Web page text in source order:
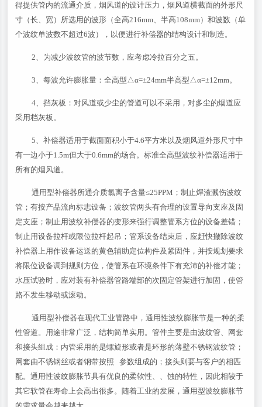
得提供管内的流通介质，烟风道的设计压力，烟风道横截面的外形尺
寸（长、宽）所选用的波形（全高216mm、半高108mm）和波数（单
个波纹单波数不超过6波），以便进行补偿器的结构设计和制造。
2、为减少波纹管的波节数，应考虑冷拉百分之五。
3、每波允许膨胀量：全高型△α=±24mm半高型△α=±12mm。
4、挡灰板：对风道或少尘的管道可以不采用，对多尘的烟道应
采用档灰板。
5、补偿器适用于截面面积小于4.6平方米以及烟风道外形尺寸中
有一边小于1.5m但大于0.6mm的场合。标准全高型波纹补偿器适用于
所有的烟风道。
通用型补偿器所通介质氯离子含量≤25PPM；制止焊渣溅伤波纹
管；有按产品流向标志设备；波纹管两头有合理的设置导向支座及固
定支座；制止用波纹补偿器的变形来强行调整管系方位的设备差错；
制止用设备拉杆或限位拉杆起吊；管系设备结束后，应赶快撤除波纹
补偿器上用作设备运送的黄色辅助定位构件及紧固件，并按规划要求
将限位设备调到规则方位，使管系在环境条件下有充沛的补偿才能；
水压试验时，应对装有补偿器管路端部的次固定管架进行加固，使管
路不发生移动或滚动。
通用型补偿器在现代工业管路中，通用性波纹膨胀节是一种的柔
性管道。用途非常广泛，结构简单实用。管件主要是由波纹管、网套
和接头组成：内管采用的是螺旋形或者是环形的薄壁不锈钢波纹管；
网套由不锈钢丝或者钢带按照 参数组成的；接头则要与客户的相匹
配。通用性波纹膨胀节具有优良的柔软性、、蚀的特性，因此相较于
其它软管在寿命上会高出很多。随着工业的发展，通用型波纹膨胀节